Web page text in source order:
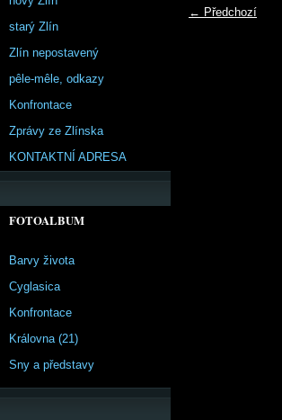
← Předchozí
starý Zlín
Zlín nepostavený
pêle-mêle, odkazy
Konfrontace
Zprávy ze Zlínska
KONTAKTNÍ ADRESA
FOTOALBUM
Barvy života
Cyglasica
Konfrontace
Královna (21)
Sny a představy